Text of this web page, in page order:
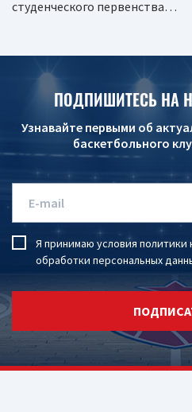
студенческого первенства…
ПОДПИШИТЕСЬ НА
Узнавайте первыми об
баскетбольного
Я принимаю условия политики
обработки персональных